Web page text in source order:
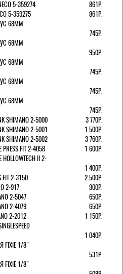
5-359274
861Р.
5-359275
861Р.
68ММ
745Р.
68ММ
950Р.
68ММ
745Р.
68ММ
745Р.
68ММ
745Р.
SHIMANO 2-5000
3 770Р.
SHIMANO 2-5001
1 500Р.
SHIMANO 2-5002
3 760Р.
FIT 2-4058
1 600Р.
II 2-
1 400Р.
2-3150
2 500Р.
2-917
900Р.
2-5047
650Р.
2-4079
650Р.
2-2012
1 150Р.
1 040Р.
FIXIE 1/8"
531Р.
FIXIE 1/8"